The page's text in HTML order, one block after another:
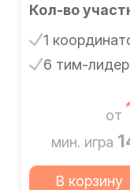
Кол-во
1
6 тим-
от
мин. игра
В корзину